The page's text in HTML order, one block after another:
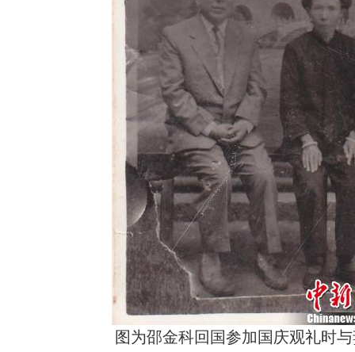
图为邵金科回国参加国庆观礼时与